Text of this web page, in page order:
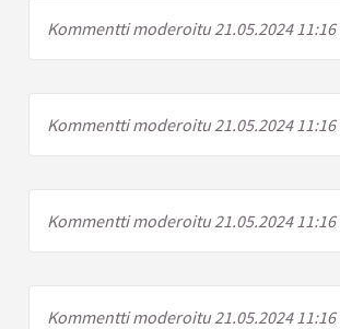
Kommentti moderoitu 21.05.2024 11:16
Kommentti moderoitu 21.05.2024 11:16
Kommentti moderoitu 21.05.2024 11:16
Kommentti moderoitu 21.05.2024 11:16